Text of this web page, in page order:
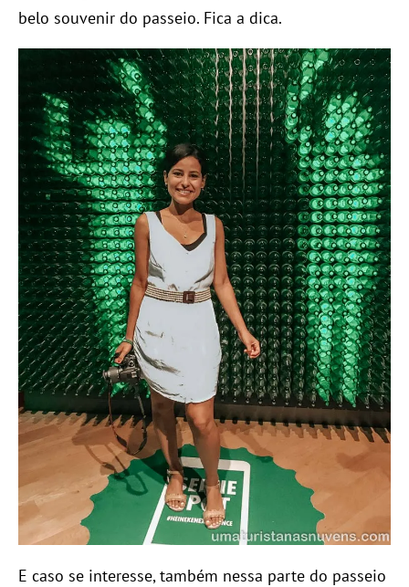
belo souvenir do passeio. Fica a dica.
E caso se interesse, também nessa parte do passeio